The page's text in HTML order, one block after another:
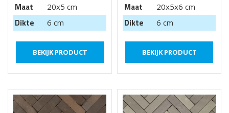
Maat 20x5 cm
Dikte 6 cm
BEKIJK PRODUCT
Maat 20x5x6 cm
Dikte 6 cm
BEKIJK PRODUCT